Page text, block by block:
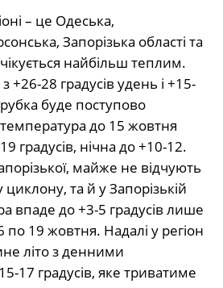
– це Одеська,
Запорізька області та
найбільш теплим.
+26-28 градусів удень і +15-
буде поступово
до 15 жовтня
градусів, нічна до +10-12.
майже не відчують
та й у Запорізькій
впаде до +3-5 градусів лише
по 19 жовтня. Надалі у регіон
літо з денними
17 градусів, яке триватиме